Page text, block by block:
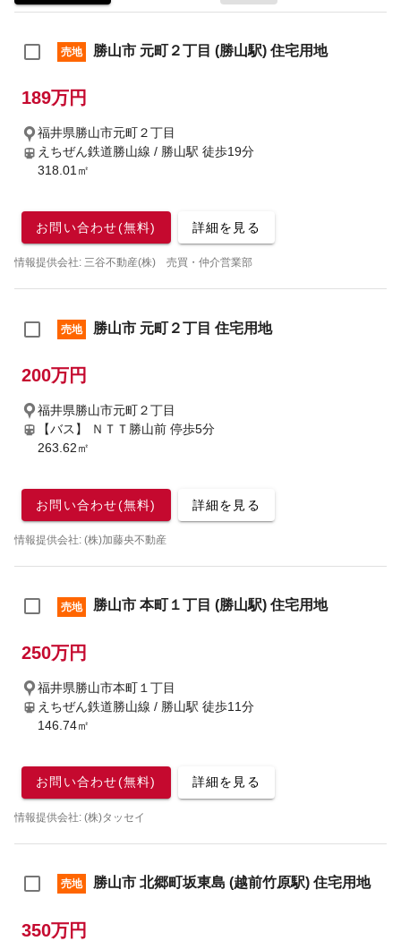
売地 勝山市 元町２丁目 (勝山駅) 住宅用地
189万円
福井県勝山市元町２丁目
えちぜん鉄道勝山線 / 勝山駅 徒歩19分
318.01㎡
お問い合わせ(無料) 詳細を見る
情報提供会社: 三谷不動産(株) 売買・仲介営業部
売地 勝山市 元町２丁目 住宅用地
200万円
福井県勝山市元町２丁目
【バス】 ＮＴＴ勝山前 停歩5分
263.62㎡
お問い合わせ(無料) 詳細を見る
情報提供会社: (株)加藤央不動産
売地 勝山市 本町１丁目 (勝山駅) 住宅用地
250万円
福井県勝山市本町１丁目
えちぜん鉄道勝山線 / 勝山駅 徒歩11分
146.74㎡
お問い合わせ(無料) 詳細を見る
情報提供会社: (株)タッセイ
売地 勝山市 北郷町坂東島 (越前竹原駅) 住宅用地
350万円